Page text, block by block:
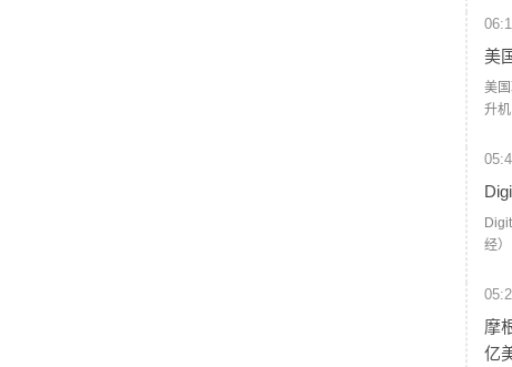
元
美
美
升
经）
摩
亿